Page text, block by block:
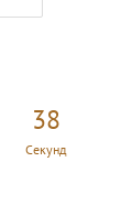
38
Секунд